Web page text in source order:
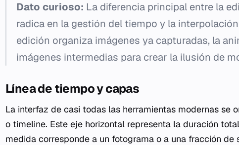
Dato curioso: La diferencia principal entre la
radica en la gestión del tiempo y la
edición organiza imágenes ya capturadas, la
imágenes intermedias para crear la ilusión de
Línea de tiempo y capas
La interfaz de casi todas las herramientas modernas se
o timeline. Este eje horizontal representa la duración
medida corresponde a un fotograma o a una fracción